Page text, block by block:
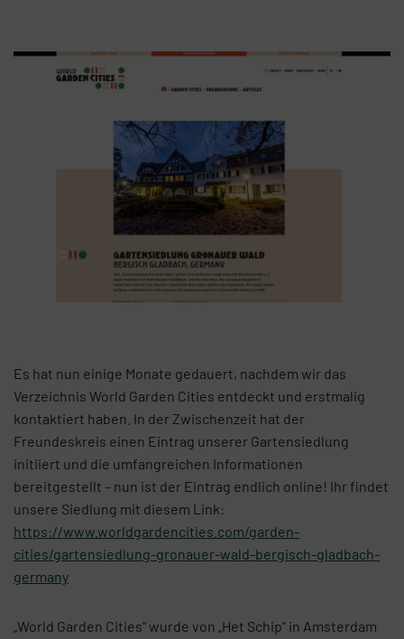
Es hat nun einige Monate gedauert, nachdem wir das
Verzeichnis World Garden Cities entdeckt und erstmalig
kontaktiert haben. In der Zwischenzeit hat der
Freundeskreis einen Eintrag unserer Gartensiedlung
initiiert und die umfangreichen Informationen
bereitgestellt – nun ist der Eintrag endlich online! Ihr findet
unsere Siedlung mit diesem Link:
https://www.worldgardencities.com/garden-
cities/gartensiedlung-gronauer-wald-bergisch-gladbach-
germany
„World Garden Cities“ wurde von „Het Schip“ in Amsterdam